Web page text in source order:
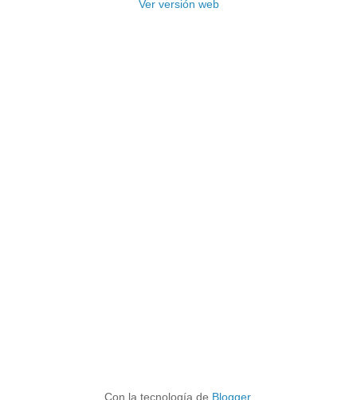
Ver versión web
Con la tecnología de Blogger.